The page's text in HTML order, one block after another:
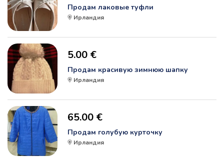
Продам лаковые туфли
Ирландия
5.00 €
Продам красивую зимнюю шапку
Ирландия
65.00 €
Продам голубую курточку
Ирландия